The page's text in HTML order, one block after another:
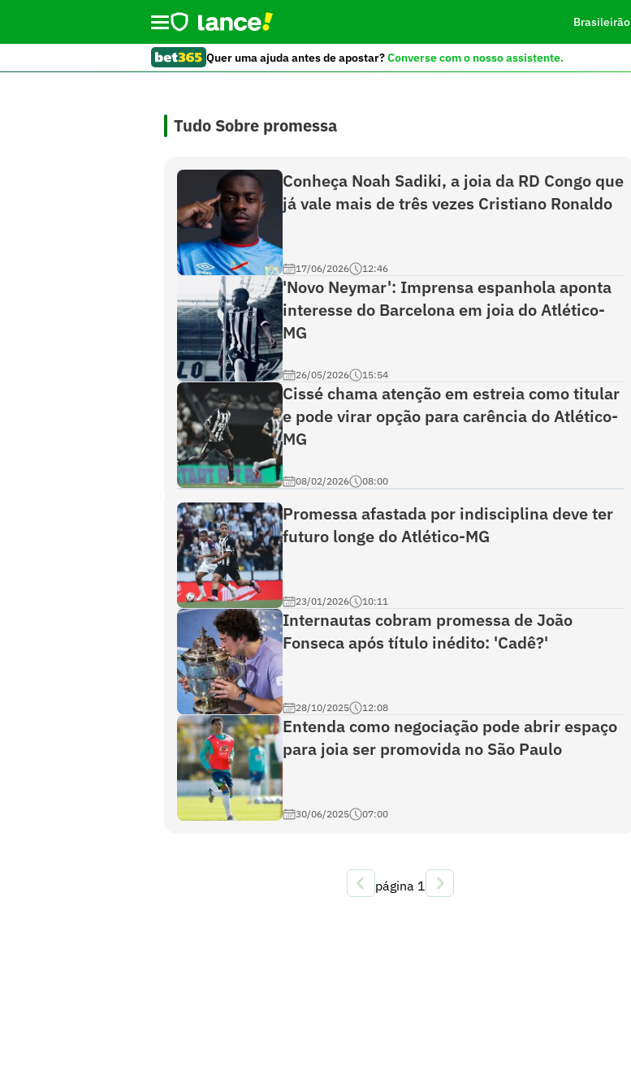
Brasileirão
Quer uma ajuda antes de apostar?Converse com o nosso assistente.
Tudo Sobre promessa
Conheça Noah Sadiki, a joia da RD Congo que
já vale mais de três vezes Cristiano Ronaldo
17/06/2026 12:46
'Novo Neymar': Imprensa espanhola aponta
interesse do Barcelona em joia do Atlético-
MG
26/05/2026 15:54
Cissé chama atenção em estreia como titular
e pode virar opção para carência do Atlético-
MG
08/02/2026 08:00
Promessa afastada por indisciplina deve ter
futuro longe do Atlético-MG
23/01/2026 10:11
Internautas cobram promessa de João
Fonseca após título inédito: 'Cadê?'
28/10/2025 12:08
Entenda como negociação pode abrir espaço
para joia ser promovida no São Paulo
30/06/2025 07:00
página 1